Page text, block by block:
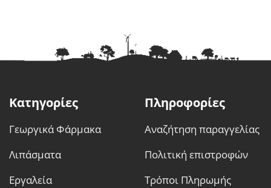
να
επιλεγούν
σελίδα
του
προϊόντος
παραλλαγές.
Οι
να
επιλεγούν
σελίδα
του
προϊόντος
Κατηγορίες
Γεωργικά Φάρμακα
Λιπάσματα
Εργαλεία
Πληροφορίες
Αναζήτηση παραγγελίας
Πολιτική επιστροφών
Τρόποι Πληρωμής